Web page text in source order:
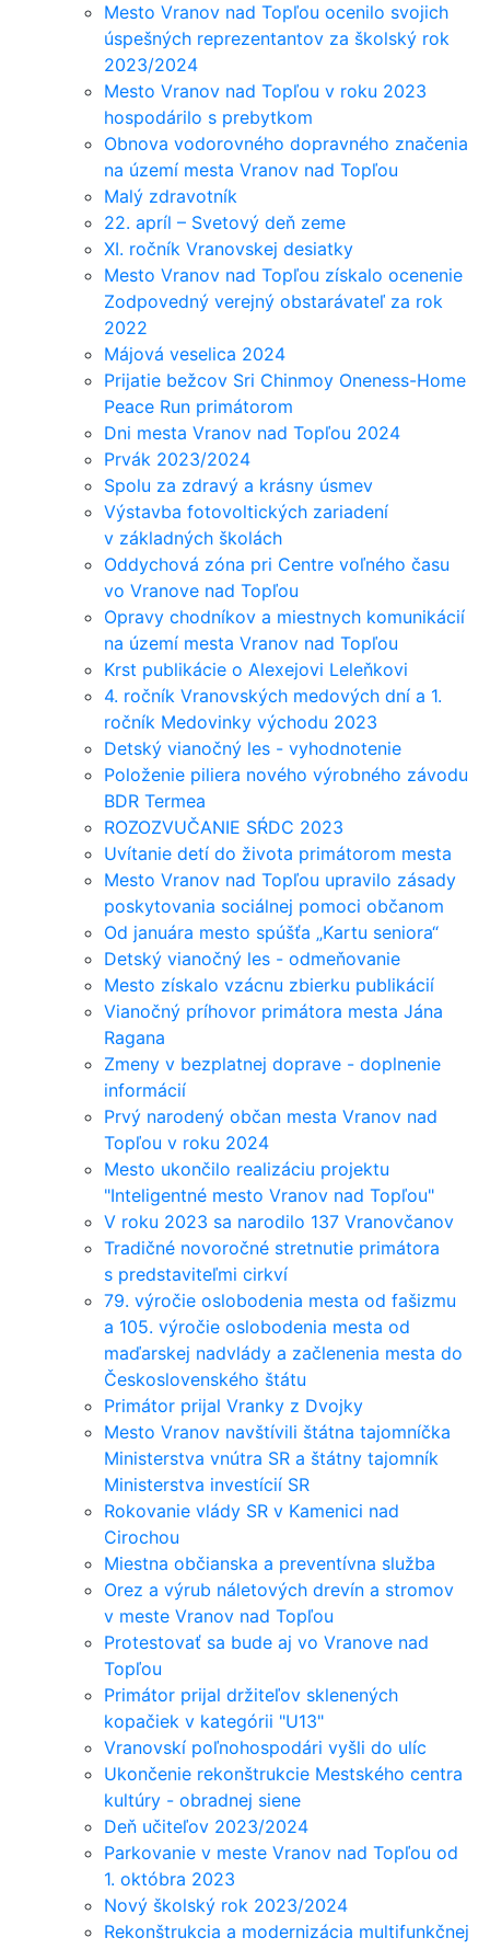
Mesto Vranov nad Topľou ocenilo svojich
úspešných reprezentantov za školský rok
2023/2024
Mesto Vranov nad Topľou v roku 2023
hospodárilo s prebytkom
Obnova vodorovného dopravného značenia
na území mesta Vranov nad Topľou
Malý zdravotník
22. apríl – Svetový deň zeme
XI. ročník Vranovskej desiatky
Mesto Vranov nad Topľou získalo ocenenie
Zodpovedný verejný obstarávateľ za rok
2022
Májová veselica 2024
Prijatie bežcov Sri Chinmoy Oneness-Home
Peace Run primátorom
Dni mesta Vranov nad Topľou 2024
Prvák 2023/2024
Spolu za zdravý a krásny úsmev
Výstavba fotovoltických zariadení
v základných školách
Oddychová zóna pri Centre voľného času
vo Vranove nad Topľou
Opravy chodníkov a miestnych komunikácií
na území mesta Vranov nad Topľou
Krst publikácie o Alexejovi Leleňkovi
4. ročník Vranovských medových dní a 1.
ročník Medovinky východu 2023
Detský vianočný les - vyhodnotenie
Položenie piliera nového výrobného závodu
BDR Termea
ROZOZVUČANIE SŔDC 2023
Uvítanie detí do života primátorom mesta
Mesto Vranov nad Topľou upravilo zásady
poskytovania sociálnej pomoci občanom
Od januára mesto spúšťa „Kartu seniora“
Detský vianočný les - odmeňovanie
Mesto získalo vzácnu zbierku publikácií
Vianočný príhovor primátora mesta Jána
Ragana
Zmeny v bezplatnej doprave - doplnenie
informácií
Prvý narodený občan mesta Vranov nad
Topľou v roku 2024
Mesto ukončilo realizáciu projektu
"Inteligentné mesto Vranov nad Topľou"
V roku 2023 sa narodilo 137 Vranovčanov
Tradičné novoročné stretnutie primátora
s predstaviteľmi cirkví
79. výročie oslobodenia mesta od fašizmu
a 105. výročie oslobodenia mesta od
maďarskej nadvlády a začlenenia mesta do
Československého štátu
Primátor prijal Vranky z Dvojky
Mesto Vranov navštívili štátna tajomníčka
Ministerstva vnútra SR a štátny tajomník
Ministerstva investícií SR
Rokovanie vlády SR v Kamenici nad
Cirochou
Miestna občianska a preventívna služba
Orez a výrub náletových drevín a stromov
v meste Vranov nad Topľou
Protestovať sa bude aj vo Vranove nad
Topľou
Primátor prijal držiteľov sklenených
kopačiek v kategórii "U13"
Vranovskí poľnohospodári vyšli do ulíc
Ukončenie rekonštrukcie Mestského centra
kultúry - obradnej siene
Deň učiteľov 2023/2024
Parkovanie v meste Vranov nad Topľou od
1. októbra 2023
Nový školský rok 2023/2024
Rekonštrukcia a modernizácia multifunkčnej